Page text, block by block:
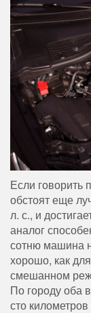
Если говорить
обстоят еще
л. с., и
аналог
сотню машина
хорошо, как
смешанном
По городу оба
сто